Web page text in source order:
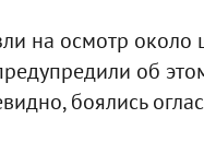
на осмотр около
об
боялись